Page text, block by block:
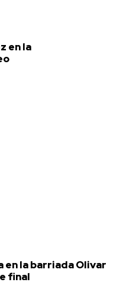
en la
en la barriada Olivar
final